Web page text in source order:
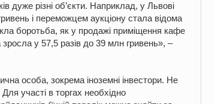
дуже різні об’єкти. Наприклад, у Львові
і переможцем аукціону стала відома
боротьба, як у продажі приміщення кафе
у 57,5 разів до 39 млн гривень», –
особа, зокрема іноземні інвестори. Не
участі в торгах необхідно